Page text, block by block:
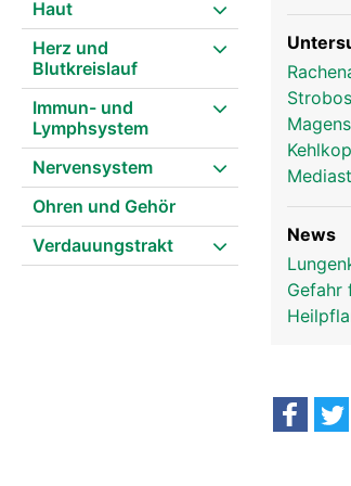
Haut
Herz und
Blutkreislauf
Immun- und
Lymphsystem
Nervensystem
Ohren und Gehör
Verdauungstrakt
News
Gefahr